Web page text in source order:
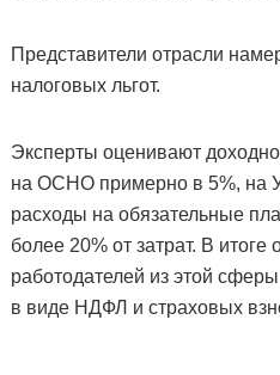
Представители отрасли
налоговых льгот.
Эксперты оценивают
на ОСНО примерно в 5%, на
расходы на обязательные
более 20% от затрат. В итоге
работодателей из этой
в виде НДФЛ и страховых